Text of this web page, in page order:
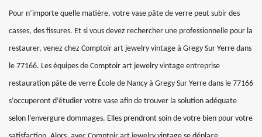
Pour n’importe quelle matière, votre vase pâte de verre peut subir des
casses, des fissures. Et si vous devez rechercher une professionnelle pour la
restaurer, venez chez Comptoir art jewelry vintage à Gregy Sur Yerre dans
le 77166. Les équipes de Comptoir art jewelry vintage entreprise
restauration pâte de verre École de Nancy à Gregy Sur Yerre dans le 77166
s’occuperont d’étudier votre vase afin de trouver la solution adéquate
selon l’envergure dommages. Elles prendront soin de votre bien pour votre